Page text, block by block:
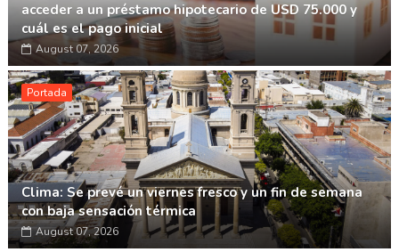
acceder a un préstamo hipotecario de USD 75.000 y
cuál es el pago inicial
August 07, 2026
Portada
Clima: Se prevé un viernes fresco y un fin de semana
con baja sensación térmica
August 07, 2026